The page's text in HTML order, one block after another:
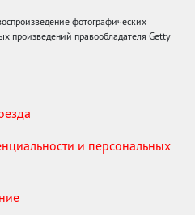
фотографических
произведений правообладателя Getty
и персональных